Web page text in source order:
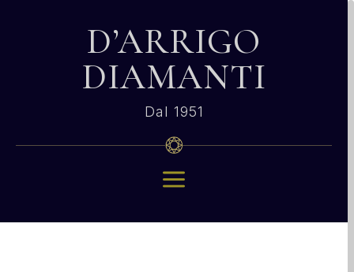
D’ARRIGO
DIAMANTI
Dal 1951
a